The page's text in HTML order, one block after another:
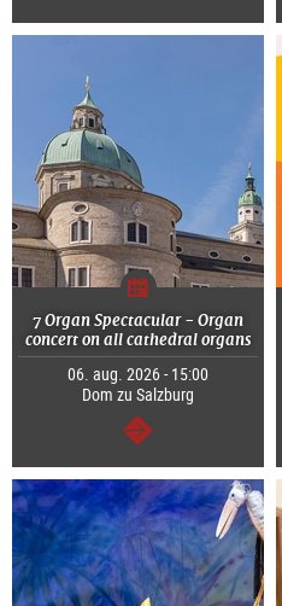
Tovább
7 Organ Spectacular - Organ
concert on all cathedral organs
06. aug. 2026 - 15:00
Dom zu Salzburg
Tovább